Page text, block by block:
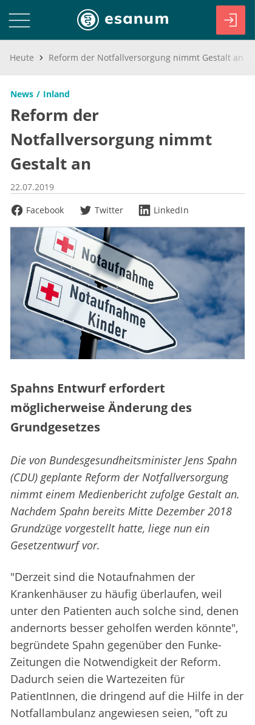
Heute Reform der Notfallversorgung nimmt Gestalt an
News Inland
Reform der
Notfallversorgung nimmt
Gestalt an
22.07.2019
Facebook
Twitter LinkedIn
Spahns Entwurf erfordert
möglicherweise Änderung des
Grundgesetzes
Die von Bundesgesundheitsminister Jens Spahn
(CDU) geplante Reform der Notfallversorgung
nimmt einem Medienbericht zufolge Gestalt an.
Nachdem Spahn bereits Mitte Dezember 2018
Grundzüge vorgestellt hatte, liege nun ein
Gesetzentwurf vor.
"Derzeit sind die Notaufnahmen der
Krankenhäuser zu häufig überlaufen, weil
unter den Patienten auch solche sind, denen
andernorts besser geholfen werden könnte",
begründete Spahn gegenüber den Funke-
Zeitungen die Notwendigkeit der Reform.
Dadurch seien die Wartezeiten für
PatientInnen, die dringend auf die Hilfe in der
Notfallambulanz angewiesen seien, "oft zu